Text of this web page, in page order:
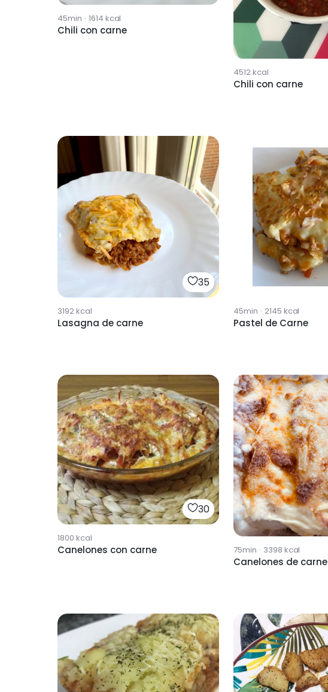
45min · 1614 kcal
Chili con carne
4512kcal
Chili con carne
35
3192kcal
Lasagna de carne
45min · 2145 kcal
Pastel de Carne
30
1800 kcal
Canelones con carne 75min · 3398 kcal
Canelones de carne